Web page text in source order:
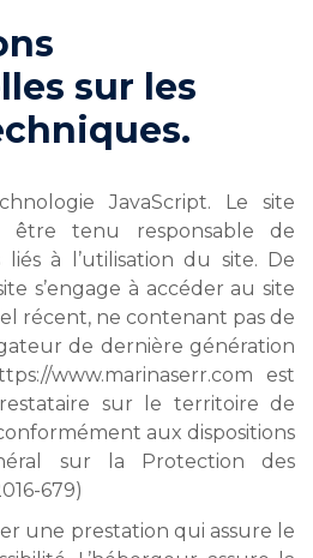
sur les
JavaScript. Le site
tenu responsable de
liés à l’utilisation du site. De
s’engage à accéder au site
récent, ne contenant pas de
de dernière génération
www.marinaserr.com est
sur le territoire de
aux dispositions
sur la Protection des
679)
une prestation qui assure le